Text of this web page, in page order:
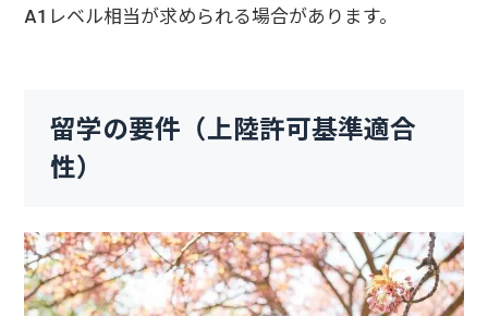
A1レベル相当が求められる場合があります。
留学の要件（上陸許可基準適合
性）